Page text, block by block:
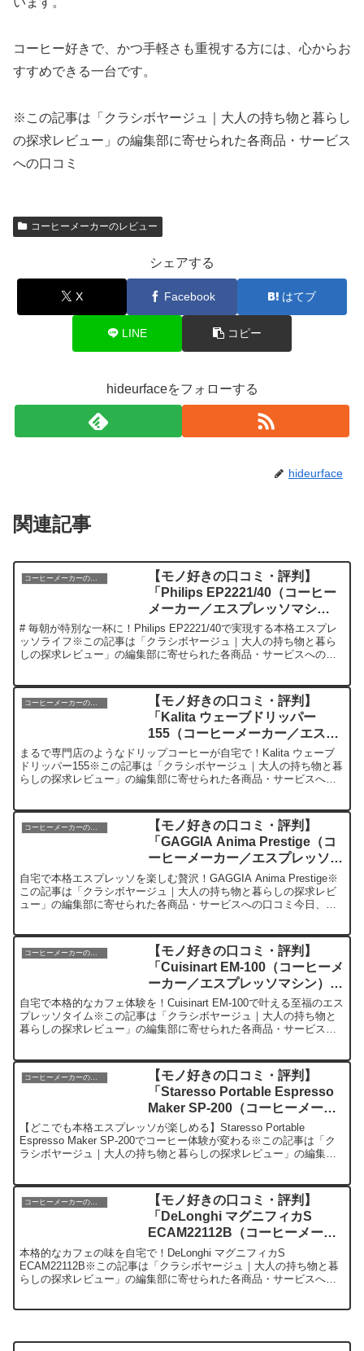
コーヒー好きで、かつ手軽さも重視する方には、心からお
すすめできる一台です。
※この記事は「クラシボヤージュ｜大人の持ち物と暮らし
の探求レビュー」の編集部に寄せられた各商品・サービス
への口コミ
コーヒーメーカーのレビュー
シェアする
X Facebook はてブ
LINE コピー
hideurfaceをフォローする
hideurface
関連記事
【モノ好きの口コミ・評判】
「Philips EP2221/40（コーヒー
メーカー／エスプレッソマシ
ン）」を実際に使ってみた正直感
想
# 毎朝が特別な一杯に！Philips EP2221/40で実現する本格エスプレ
ッソライフ※この記事は「クラシボヤージュ｜大人の持ち物と暮ら
しの探求レビュー」の編集部に寄せられた各商品・サービスへの口
コーヒーメーカーのレビュー
【モノ好きの口コミ・評判】
「Kalita ウェーブドリッパー
155（コーヒーメーカー／エスプ
レッソマシン）」を実際に使って
みた正直感想
まるで専門店のようなドリップコーヒーが自宅で！Kalita ウェーブ
ドリッパー155※この記事は「クラシボヤージュ｜大人の持ち物と暮
らしの探求レビュー」の編集部に寄せられた各商品・サービスへの
コーヒーメーカーのレビュー
【モノ好きの口コミ・評判】
「GAGGIA Anima Prestige（コ
ーヒーメーカー／エスプレッソマ
シン）」を実際に使ってみた正直
感想
自宅で本格エスプレッソを楽しむ贅沢！GAGGIA Anima Prestige※
この記事は「クラシボヤージュ｜大人の持ち物と暮らしの探求レビ
ュー」の編集部に寄せられた各商品・サービスへの口コミ今日、編
【モノ好きの口コミ・評判】
「Cuisinart EM-100（コーヒーメ
ーカー／エスプレッソマシン）」
を実際に使ってみた正直感想
自宅で本格的なカフェ体験を！Cuisinart EM-100で叶える至福のエス
プレッソタイム※この記事は「クラシボヤージュ｜大人の持ち物と
暮らしの探求レビュー」の編集部に寄せられた各商品・サービスへ
【モノ好きの口コミ・評判】
「Staresso Portable Espresso
Maker SP-200（コーヒーメーカ
ー／エスプレッソマシン）」を実
際に使ってみた正直感想
【どこでも本格エスプレッソが楽しめる】Staresso Portable
Espresso Maker SP-200でコーヒー体験が変わる※この記事は「ク
ラシボヤージュ｜大人の持ち物と暮らしの探求レビュー」の編集部
コーヒーメーカーのレビュー
【モノ好きの口コミ・評判】
「DeLonghi マグニフィカS
ECAM22112B（コーヒーメーカ
ー／エスプレッソマシン）」を実
際に使ってみた正直感想
本格的なカフェの味を自宅で！DeLonghi マグニフィカS
ECAM22112B※この記事は「クラシボヤージュ｜大人の持ち物と暮
らしの探求レビュー」の編集部に寄せられた各商品・サービスへの